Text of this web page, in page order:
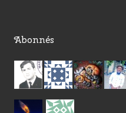
Abonnés